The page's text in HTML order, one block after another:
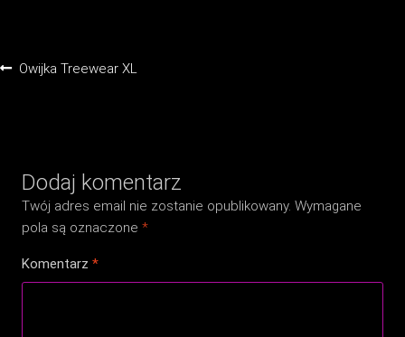
Nawigacja
Poprzedni
Owijka Treewear XL
Dodaj komentarz
Twój adres email nie zostanie opublikowany. Wymagane
pola są oznaczone*
Komentarz*